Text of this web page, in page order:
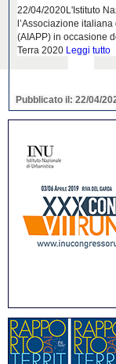
22/04/2020L'Istituto
l’Associazione
(AIAPP) in occasione
Terra 2020 Leggi tutto
Pubblicato il: 22/04/